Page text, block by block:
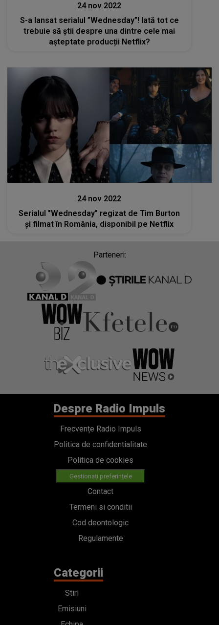
24 nov 2022
S-a lansat serialul ”Wednesday”! Iată tot ce
trebuie să știi despre una dintre cele mai
așteptate producții Netflix?
Stiri
24 nov 2022
Serialul "Wednesday” regizat de Tim Burton
şi filmat în România, disponibil pe Netflix
Parteneri:
Despre Radio Impuls
Frecvențe Radio Impuls
Politica de confidentialitate
Politica de cookies
Gestionați preferințele
Contact
Termeni si conditii
Cod deontologic
Regulamente
Categorii
Stiri
Emisiuni